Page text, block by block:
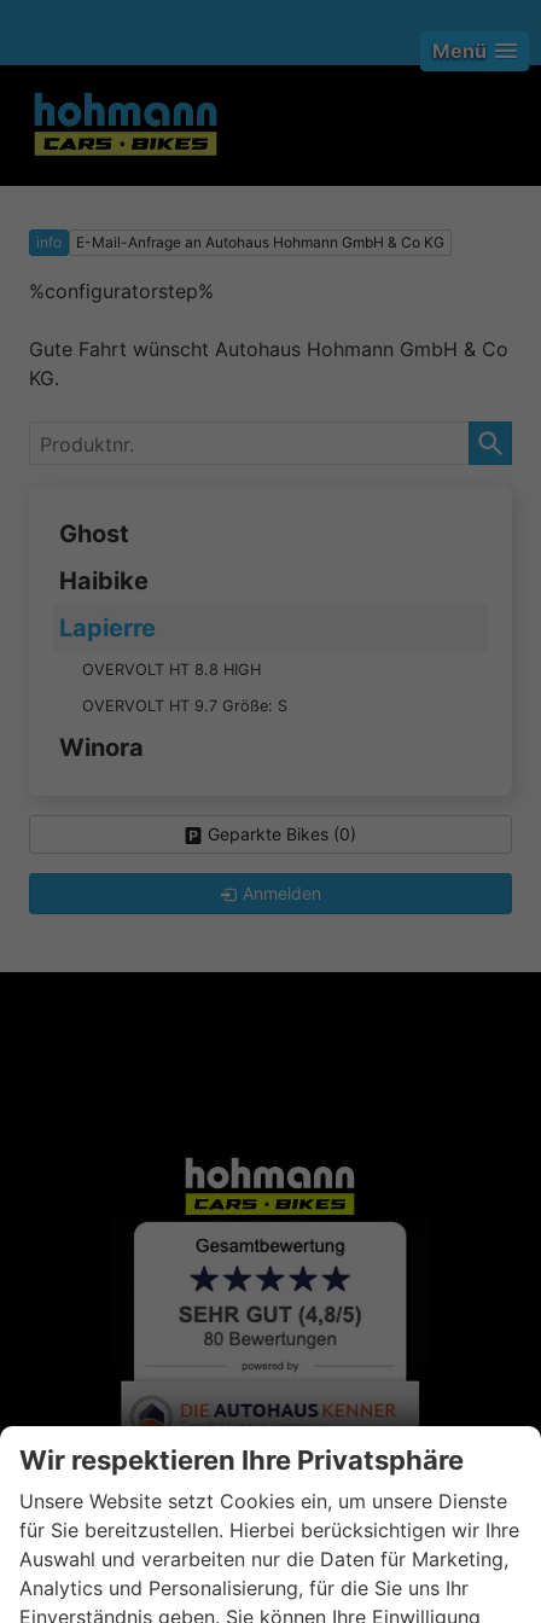
Menü
info E-Mail-Anfrage an Autohaus Hohmann GmbH & Co KG
%configuratorstep%
Gute Fahrt wünscht Autohaus Hohmann GmbH & Co
KG.
Produktnr.
Ghost
Haibike
Lapierre
OVERVOLT HT 8.8 HIGH
OVERVOLT HT 9.7 Größe: S
Winora
Geparkte Bikes (0)
Anmelden
Wir respektieren Ihre Privatsphäre
Unsere Website setzt Cookies ein, um unsere Dienste
für Sie bereitzustellen. Hierbei berücksichtigen wir Ihre
Auswahl und verarbeiten nur die Daten für Marketing,
Analytics und Personalisierung, für die Sie uns Ihr
Einverständnis geben. Sie können Ihre Einwilligung